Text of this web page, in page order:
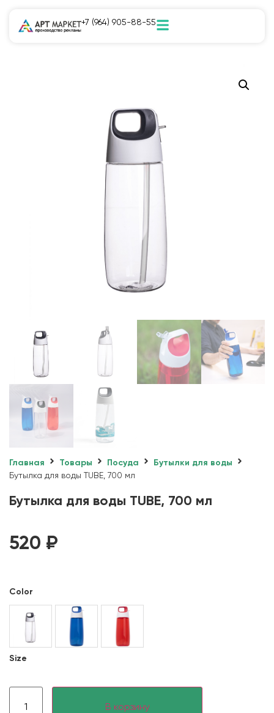
+7 (964) 905-88-55
Главная Товары Посуда
Бутылки для воды
Бутылка для воды TUBE, 700 мл
Бутылка для воды TUBE, 700 мл
520 ₽
Color
Size
В корзину